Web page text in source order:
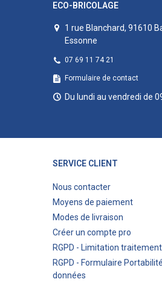
ECO-BRICOLAGE
1 rue Blanchard, 91610
Essonne
07 69 11 74 21
Formulaire de contact
Du lundi au vendredi de
SERVICE CLIENT
Nous contacter
Moyens de paiement
Modes de livraison
Créer un compte pro
RGPD - Limitation
RGPD - Formulaire
données